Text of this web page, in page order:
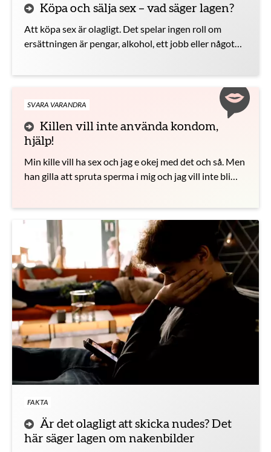
Köpa och sälja sex – vad säger lagen?
Att köpa sex är olagligt. Det spelar ingen roll om
ersättningen är pengar, alkohol, ett jobb eller något
SVARA VARANDRA
Killen vill inte använda kondom,
hjälp!
Min kille vill ha sex och jag e okej med det och så. Men
han gilla att spruta sperma i mig och jag vill inte bli
FAKTA
Är det olagligt att skicka nudes? Det
här säger lagen om nakenbilder